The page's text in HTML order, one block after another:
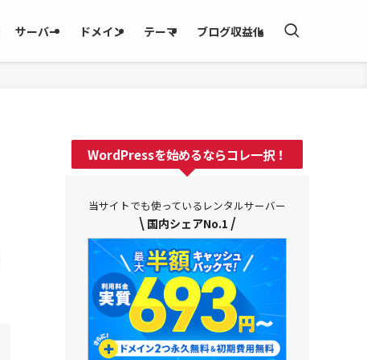
サーバー ドメイン テーマ ブログ収益化
WordPressを始めるならコレ一択！
当サイトでも使っているレンタルサーバー
\ 国内シェアNo.1 /